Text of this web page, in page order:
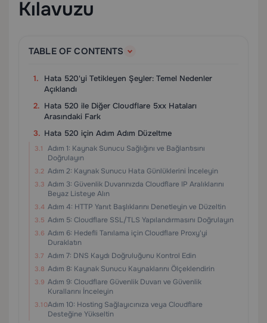
Kılavuzu
TABLE OF CONTENTS
Hata 520'yi Tetikleyen Şeyler: Temel Nedenler
Açıklandı
Hata 520 ile Diğer Cloudflare 5xx Hataları
Arasındaki Fark
Hata 520 için Adım Adım Düzeltme
Adım 1: Kaynak Sunucu Sağlığını ve Bağlantısını
Doğrulayın
Adım 2: Kaynak Sunucu Hata Günlüklerini İnceleyin
Adım 3: Güvenlik Duvarınızda Cloudflare IP Aralıklarını
Beyaz Listeye Alın
Adım 4: HTTP Yanıt Başlıklarını Denetleyin ve Düzeltin
Adım 5: Cloudflare SSL/TLS Yapılandırmasını Doğrulayın
Adım 6: Hedefli Tanılama için Cloudflare Proxy'yi
Duraklatın
Adım 7: DNS Kaydı Doğruluğunu Kontrol Edin
Adım 8: Kaynak Sunucu Kaynaklarını Ölçeklendirin
Adım 9: Cloudflare Güvenlik Duvarı ve Güvenlik
Kurallarını İnceleyin
Adım 10: Hosting Sağlayıcınıza veya Cloudflare
Desteğine Yükseltin